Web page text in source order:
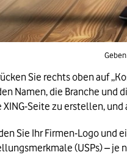
Sie rechts oben auf
Namen, die Branche und
Seite zu erstellen,
Sie Ihr Firmen-Logo und
(USPs) –